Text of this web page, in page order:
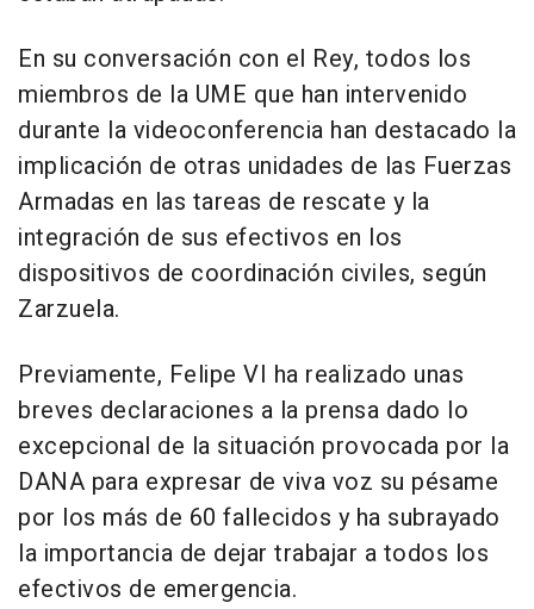
En su conversación con el Rey, todos los
miembros de la UME que han intervenido
durante la videoconferencia han destacado la
implicación de otras unidades de las Fuerzas
Armadas en las tareas de rescate y la
integración de sus efectivos en los
dispositivos de coordinación civiles, según
Zarzuela.
Previamente, Felipe VI ha realizado unas
breves declaraciones a la prensa dado lo
excepcional de la situación provocada por la
DANA para expresar de viva voz su pésame
por los más de 60 fallecidos y ha subrayado
la importancia de dejar trabajar a todos los
efectivos de emergencia.